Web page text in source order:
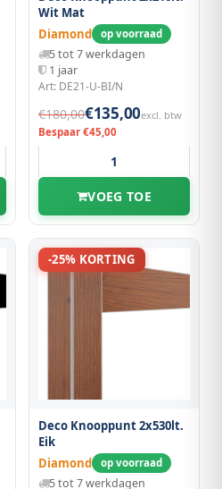
Wit Mat
Diamond
op voorraad
5 tot 7 werkdagen
1 jaar
Art: DE21-U-BI/N
€180,00€135,00excl. btw
Bespaar €45,00
VOEG TOE
-25% KORTING
Deco Knooppunt 2x530lt.
Eik
Diamond
op voorraad
5 tot 7 werkdagen